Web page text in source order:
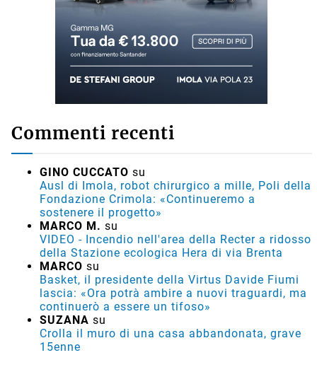
Commenti recenti
GINO CUCCATO su
Ausl di Imola, robot chirurgico a mille, Poli della
Fondazione Crimola: «Continueremo a
sostenere il progetto»
MARCO M. su
VIDEO - Incendio nell'area della Recter a ridosso
della Stazione ecologica Hera di via Brenta
MARCO su
Basket, il presidente della Virtus Davide Fiumi
lascia: «Ora potrà ambire a nuovi traguardi, ma
continuerò a essere un tifoso»
SUZANA su
Crolla il muro di una casa abbandonata, grave
15enne